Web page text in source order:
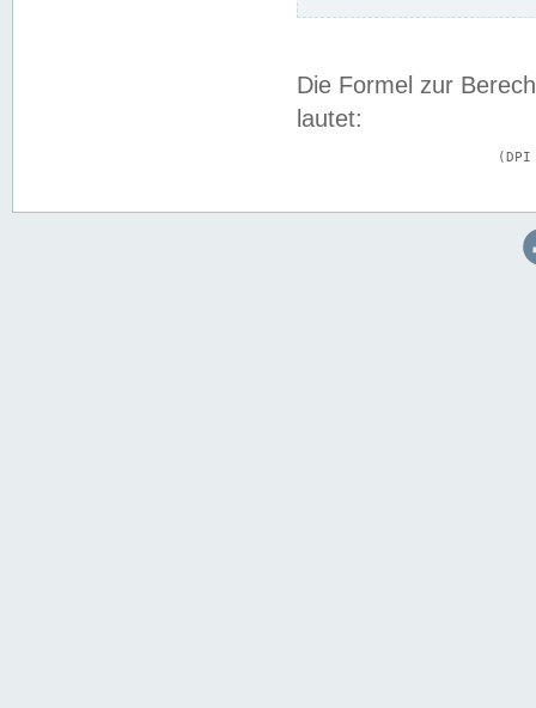
Die Formel zur
lautet: